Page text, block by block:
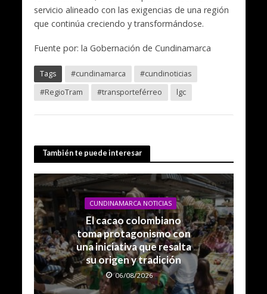
servicio alineado con las exigencias de una región
que continúa creciendo y transformándose.
Fuente por: la Gobernación de Cundinamarca
Tags #cundinamarca
#cundinoticias
#RegioTram
#transporteférreo lgc
También te puede interesar
CUNDINAMARCA NOTICIAS
El cacao colombiano
toma protagonismo con
una iniciativa que resalta
su origen y tradición
06/08/2026